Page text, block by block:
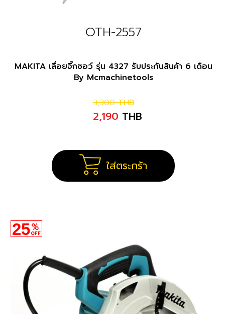
OTH-2557
MAKITA เลื่อยจิ๊กซอว์ รุ่น 4327 รับประกันสินค้า 6 เดือน
By Mcmachinetools
3,300 THB
2,190 THB
ใส่ตระกร้า
25%
OFF